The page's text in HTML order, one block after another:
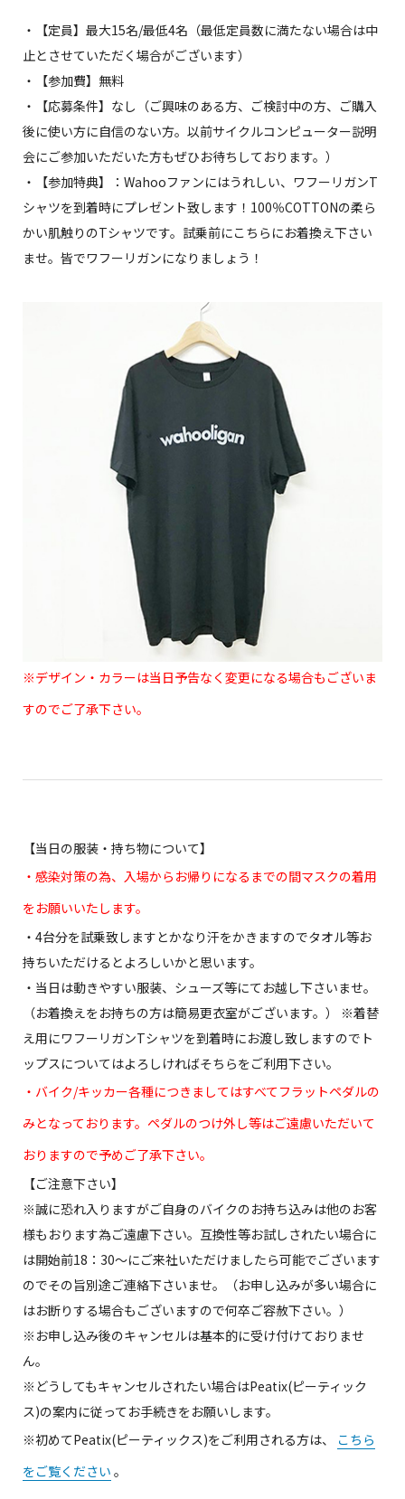
・【定員】最大15名/最低4名（最低定員数に満たない場合は中
止とさせていただく場合がございます）
・【参加費】無料
・【応募条件】なし（ご興味のある方、ご検討中の方、ご購入
後に使い方に自信のない方。以前サイクルコンピューター説明
会にご参加いただいた方もぜひお待ちしております。）
・【参加特典】：Wahooファンにはうれしい、ワフーリガンT
シャツを到着時にプレゼント致します！100％COTTONの柔ら
かい肌触りのTシャツです。試乗前にこちらにお着換え下さい
ませ。皆でワフーリガンになりましょう！
※デザイン・カラーは当日予告なく変更になる場合もございま
すのでご了承下さい。
【当日の服装・持ち物について】
・感染対策の為、入場からお帰りになるまでの間マスクの着用
をお願いいたします。
・4台分を試乗致しますとかなり汗をかきますのでタオル等お
持ちいただけるとよろしいかと思います。
・当日は動きやすい服装、シューズ等にてお越し下さいませ。
（お着換えをお持ちの方は簡易更衣室がございます。） ※着替
え用にワフーリガンTシャツを到着時にお渡し致しますのでト
ップスについてはよろしければそちらをご利用下さい。
・バイク/キッカー各種につきましてはすべてフラットペダルの
みとなっております。ペダルのつけ外し等はご遠慮いただいて
おりますので予めご了承下さい。
【ご注意下さい】
※誠に恐れ入りますがご自身のバイクのお持ち込みは他のお客
様もおります為ご遠慮下さい。互換性等お試しされたい場合に
は開始前18：30～にご来社いただけましたら可能でございます
のでその旨別途ご連絡下さいませ。（お申し込みが多い場合に
はお断りする場合もございますので何卒ご容赦下さい。）
※お申し込み後のキャンセルは基本的に受け付けておりませ
ん。
※どうしてもキャンセルされたい場合はPeatix(ピーティック
ス)の案内に従ってお手続きをお願いします。
※初めてPeatix(ピーティックス)をご利用される方は、
こちら
をご覧ください 。